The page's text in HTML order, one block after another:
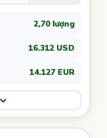
2,70 lượng
16.312 USD
14.127 EUR